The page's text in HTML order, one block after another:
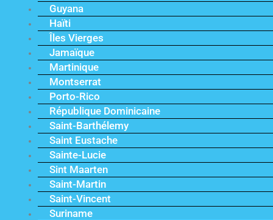
Guyana
Haïti
Îles Vierges
Jamaïque
Martinique
Montserrat
Porto-Rico
République Dominicaine
Saint-Barthélemy
Saint Eustache
Sainte-Lucie
Sint Maarten
Saint-Martin
Saint-Vincent
Suriname